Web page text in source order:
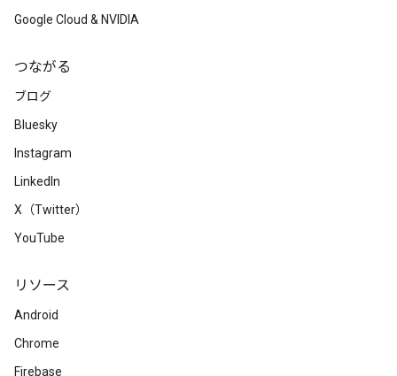
Google Cloud & NVIDIA
つながる
ブログ
Bluesky
Instagram
LinkedIn
X（Twitter）
YouTube
リソース
Android
Chrome
Firebase